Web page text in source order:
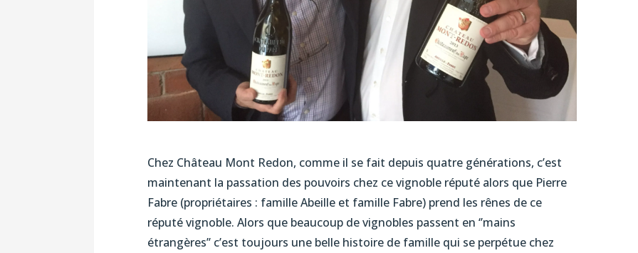
Chez Château Mont Redon, comme il se fait depuis quatre générations, c’est
maintenant la passation des pouvoirs chez ce vignoble réputé alors que Pierre
Fabre (propriétaires : famille Abeille et famille Fabre) prend les rênes de ce
réputé vignoble. Alors que beaucoup de vignobles passent en ‘’mains
étrangères’’ c’est toujours une belle histoire de famille qui se perpétue chez